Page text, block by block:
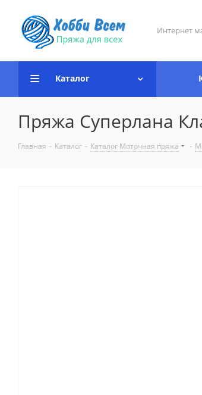
Интернет
Каталог
Пряжа Суперлана
Главная - Каталог - Каталог Моточная пряжа -